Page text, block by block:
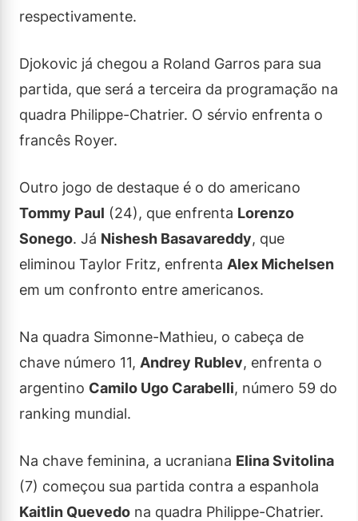
respectivamente.
Djokovic já chegou a Roland Garros para sua
partida, que será a terceira da programação na
quadra Philippe-Chatrier. O sérvio enfrenta o
francês Royer.
Outro jogo de destaque é o do americano
Tommy Paul (24), que enfrenta Lorenzo
Sonego. Já Nishesh Basavareddy, que
eliminou Taylor Fritz, enfrenta Alex Michelsen
em um confronto entre americanos.
Na quadra Simonne-Mathieu, o cabeça de
chave número 11, Andrey Rublev, enfrenta o
argentino Camilo Ugo Carabelli, número 59 do
ranking mundial.
Na chave feminina, a ucraniana Elina Svitolina
(7) começou sua partida contra a espanhola
Kaitlin Quevedo na quadra Philippe-Chatrier.